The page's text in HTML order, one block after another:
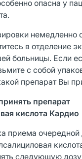
опасна у
немедленно
в отделение
больницы. Если
с собой
препарат Вы
препарат
кислота Кардио
приема очередной
следующую